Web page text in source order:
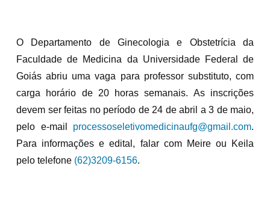
O Departamento de Ginecologia e Obstetrícia da
Faculdade de Medicina da Universidade Federal de
Goiás abriu uma vaga para professor substituto, com
carga horário de 20 horas semanais. As inscrições
devem ser feitas no período de 24 de abril a 3 de maio,
pelo e-mail processoseletivomedicinaufg@gmail.com.
Para informações e edital, falar com Meire ou Keila
pelo telefone (62)3209-6156.